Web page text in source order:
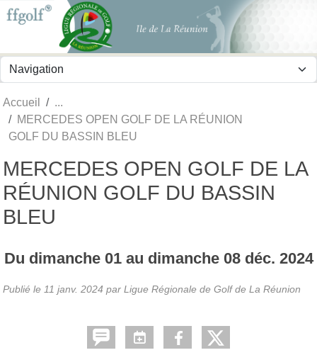
Accueil
MERCEDES OPEN GOLF DE LA RÉUNION
GOLF DU BASSIN BLEU
MERCEDES OPEN GOLF DE LA
RÉUNION GOLF DU BASSIN
BLEU
Du dimanche 01au dimanche 08 déc. 2024
Publié le 11 janv. 2024 par Ligue Régionale de Golf de La Réunion
Panneau de gestion des cookies